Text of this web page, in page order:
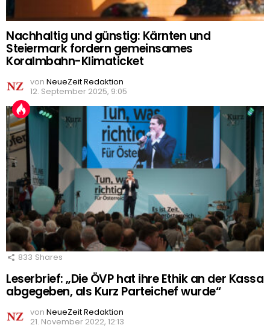
Nachhaltig und günstig: Kärnten und
Steiermark fordern gemeinsames
Koralmbahn-Klimaticket
von NeueZeit Redaktion
12. September 2025, 9:05
833 Shares
Leserbrief: „Die ÖVP hat ihre Ethik an der Kassa
abgegeben, als Kurz Parteichef wurde“
von NeueZeit Redaktion
21. November 2022, 12:13